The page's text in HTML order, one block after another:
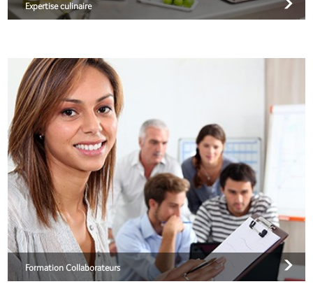
Expertise culinaire
Formation Collaborateurs